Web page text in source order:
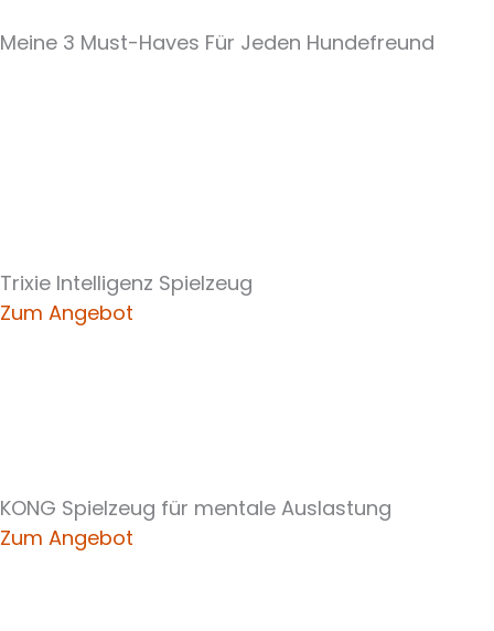
Meine 3 Must-Haves Für Jeden Hundefreund​
Trixie Intelligenz Spielzeug
Zum Angebot
KONG Spielzeug für mentale Auslastung
Zum Angebot